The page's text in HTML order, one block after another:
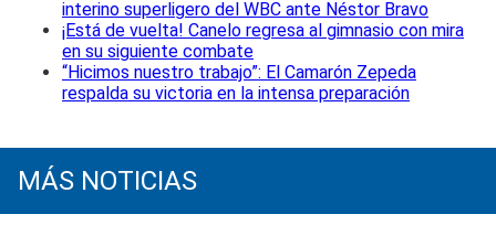
interino superligero del WBC ante Néstor Bravo
¡Está de vuelta! Canelo regresa al gimnasio con mira
en su siguiente combate
“Hicimos nuestro trabajo”: El Camarón Zepeda
respalda su victoria en la intensa preparación
MÁS NOTICIAS